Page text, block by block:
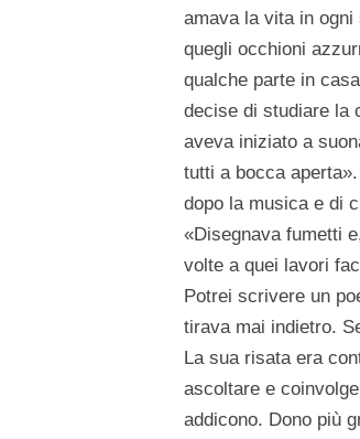
amava la vita in
quegli occhioni
qualche parte in
decise di studiare la
aveva iniziato a
tutti a bocca
dopo la musica e di
«Disegnava fumetti
volte a quei lavori
Potrei scrivere un
tirava mai indietro.
La sua risata era
ascoltare e
addicono. Dono più